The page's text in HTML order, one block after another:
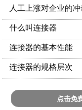
人工上涨对企业的
什么叫连接器
连接器的基本性能
连接器的规格层次
点击免